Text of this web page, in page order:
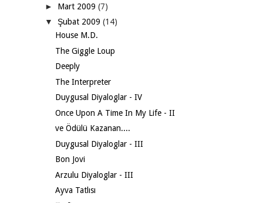
► Mart 2009 (7)
▼ Şubat 2009 (14)
House M.D.
The Giggle Loup
Deeply
The Interpreter
Duygusal Diyaloglar - IV
Once Upon A Time In My Life - II
ve Ödülü Kazanan....
Duygusal Diyaloglar - III
Bon Jovi
Arzulu Diyaloglar - III
Ayva Tatlısı